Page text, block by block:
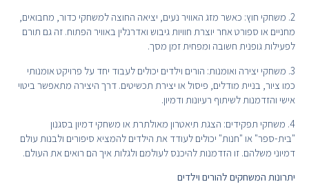
2. משחקי חוץ: כאשר מזג האוויר נעים, יציאה החוצה למשחקי כדור, מחבואים,
מחניים או ספורט אחר יוצרת חוויות גיבוש ואדרנלין באוויר הפתוח. זה גם תורם
לפעילות גופנית חשובה ומפחית זמן מסך.
3. משחקי יצירה ואומנות: הורים וילדים יכולים לעבוד יחד על פרויקט אומנותי
כמו ציור, בניית מודלים, פיסול או יצירת תכשיטים. דרך היצירה מתאפשר ביטוי
אישי והזדמנות לשיתוף רעיונות ודמיון.
4. משחקי תפקידים: הצגת תיאטרון מאולתרת או משחקי דמיון בסגנון
"בית-ספר" או "חנות" יכולים לעודד את הילדים להמציא סיפורים ולבנות עולם
דמיוני משלהם. זו הזדמנות להיכנס לעולמם ולגלות איך הם רואים את העולם.
יתרונות המשחקים להורים וילדים